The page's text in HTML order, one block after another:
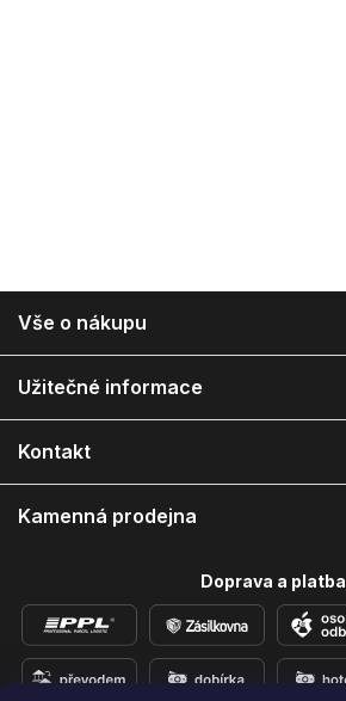
p
Vše o nákupu
Užitečné informace
Kontakt
Kamenná prodejna
Doprava a platba